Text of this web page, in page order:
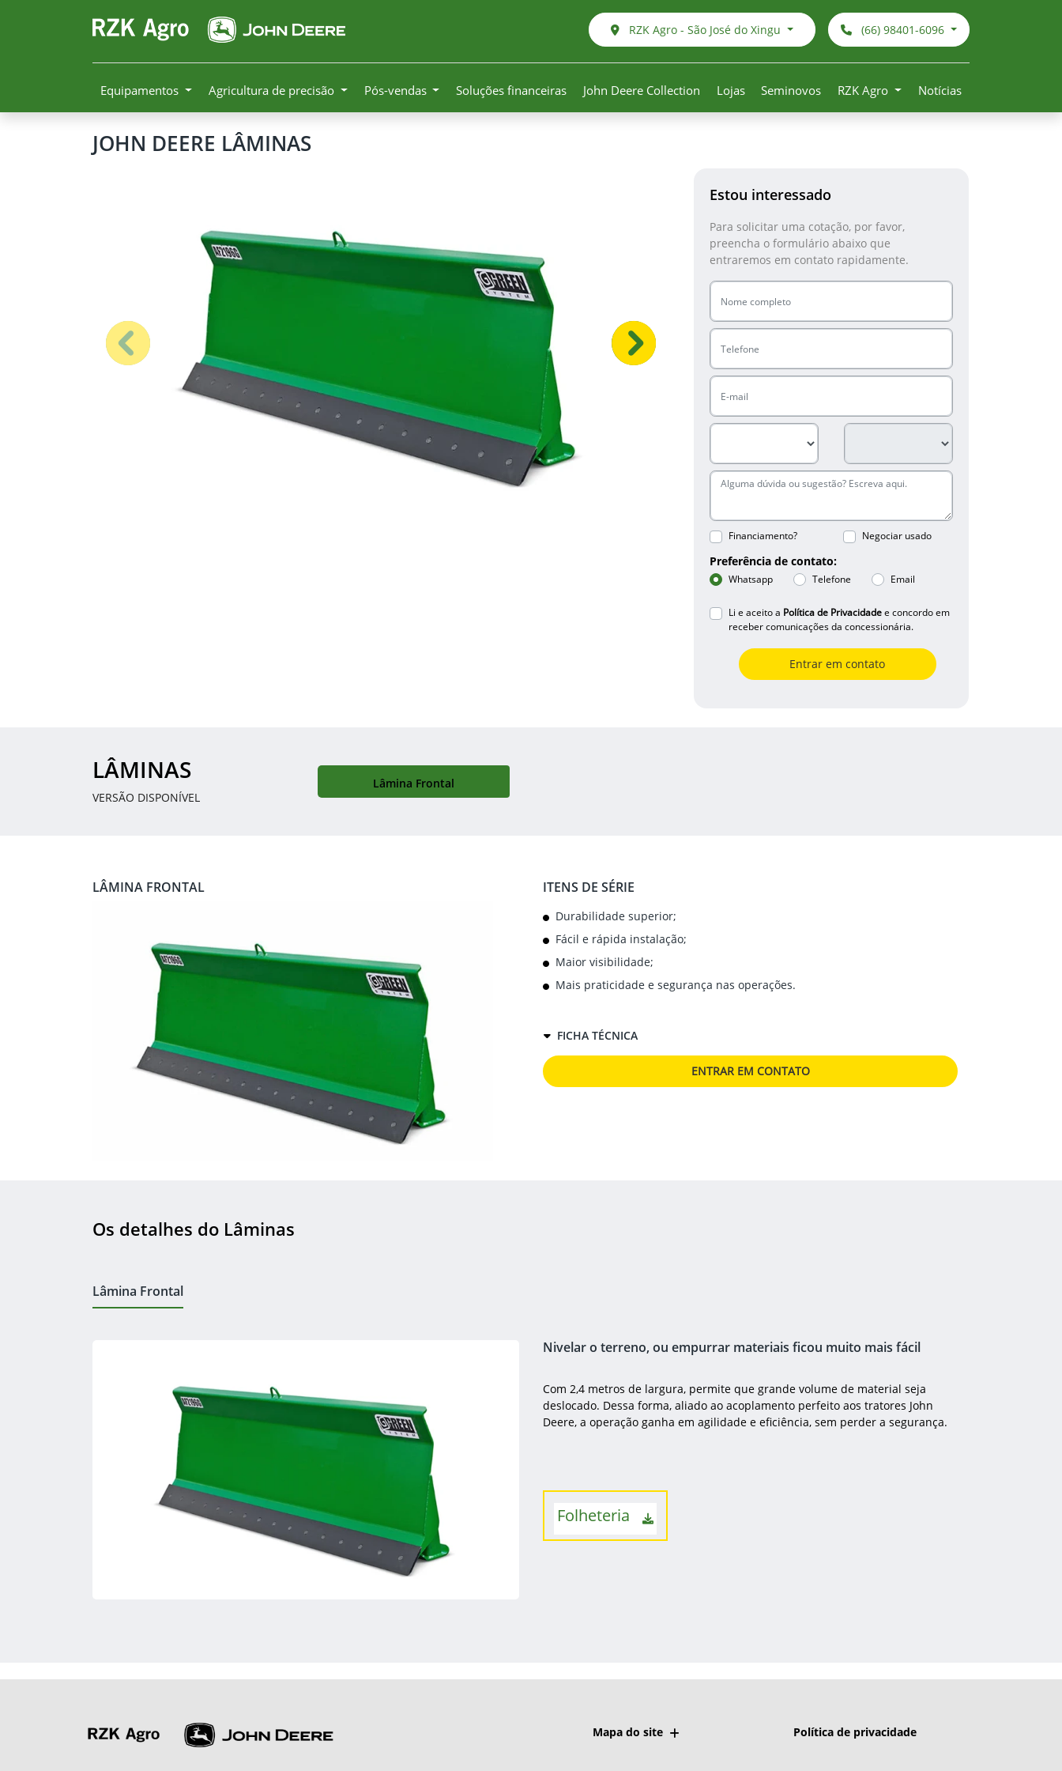
(66) 98401-6096
RZK Agro - São José do Xingu
Equipamentos Agricultura de precisão Pós-vendas Soluções financeiras John Deere Collection Lojas Seminovos RZK Agro Notícias
JOHN DEERE LÂMINAS
Estou interessado
Para solicitar uma cotação, por favor,
preencha o formulário abaixo que
entraremos em contato rapidamente.
Financiamento? Negociar usado
Preferência de contato:
Whatsapp Telefone Email
Li e aceito a Política de Privacidadee concordo em
receber comunicações da concessionária.
Entrar em contato
Anterior Próximo
LÂMINAS
VERSÃO DISPONÍVEL
Lâmina Frontal
LÂMINA FRONTAL ITENS DE SÉRIE
Durabilidade superior;
Fácil e rápida instalação;
Maior visibilidade;
Mais praticidade e segurança nas operações.
FICHA TÉCNICA
ENTRAR EM CONTATO
Os detalhes do Lâminas
Lâmina Frontal
Nivelar o terreno, ou empurrar materiais ficou muito mais fácil
Com 2,4 metros de largura, permite que grande volume de material seja
deslocado. Dessa forma, aliado ao acoplamento perfeito aos tratores John
Deere, a operação ganha em agilidade e eficiência, sem perder a segurança.
Folheteria
Mapa do site Política de privacidade